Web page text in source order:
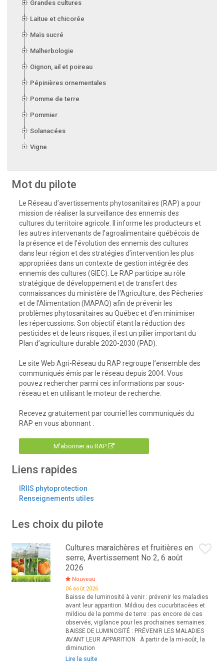
Grandes cultures
Laitue et chicorée
Maïs sucré
Malherbologie
Oignon, ail et poireau
Pépinières ornementales
Pomme de terre
Pommier
Solanacées
Vigne
Mot du pilote
Le Réseau d’avertissements phytosanitaires (RAP) a pour
mission de réaliser la surveillance des ennemis des
cultures du territoire agricole. Il informe les producteurs et
les autres intervenants de l’agroalimentaire québécois de
la présence et de l’évolution des ennemis des cultures
dans leur région et des stratégies d’intervention les plus
appropriées dans un contexte de gestion intégrée des
ennemis des cultures (GIEC). Le RAP participe au rôle
stratégique de développement et de transfert des
connaissances du ministère de l'Agriculture, des Pêcheries
et de l'Alimentation (MAPAQ) afin de prévenir les
problèmes phytosanitaires au Québec et d’en minimiser
les répercussions. Son objectif étant la réduction des
pesticides et de leurs risques, il est un pilier important du
Plan d’agriculture durable 2020-2030 (PAD).
Le site Web Agri-Réseau du RAP regroupe l’ensemble des
communiqués émis par le réseau depuis 2004. Vous
pouvez rechercher parmi ces informations par sous-
réseau et en utilisant le moteur de recherche.
Recevez gratuitement par courriel les communiqués du
RAP en vous abonnant :
M'abonner au RAP
Liens rapides
IRIIS phytoprotection
Renseignements utiles
Les choix du pilote
Cultures maraîchères et fruitières en
serre, Avertissement No 2, 6 août
2026
Nouveau
06 août 2026
Baisse de luminosité à venir : prévenir les maladies
avant leur apparition. Mildiou des cucurbitacées et
mildiou de la pomme de terre : pas encore de cas
observés, vigilance pour les prochaines semaines.
BAISSE DE LUMINOSITÉ : PRÉVENIR LES MALADIES
AVANT LEUR APPARITION À partir de la mi-août, la
diminution
Lire la suite